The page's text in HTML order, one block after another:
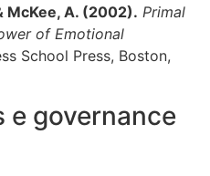
McKee, A. (2002). Primal
of Emotional
School Press, Boston,
e governance